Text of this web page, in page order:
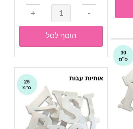
-
כמות
של
חיתוכי
עץ
ליצירה-
הגה
+
הוסף לסל